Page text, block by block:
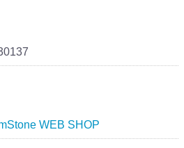
WEB SHOP